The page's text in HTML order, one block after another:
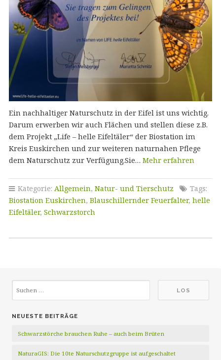
Ein nachhaltiger Naturschutz in der Eifel ist uns wichtig.
Darum erwerben wir auch Flächen und stellen diese z.B.
dem Projekt „Life – helle Eifeltäler“ der Biostation im
Kreis Euskirchen und zur weiteren naturnahen Pflege
dem Naturschutz zur Verfügung.Sie… Mehr erfahren
Kategorie: Allgemein, Natur- und Tierschutz
Tags:
Biostation Euskirchen, Blauschillernder Feuerfalter, helle
Eifeltäler, Schwarzstorch
NEUESTE BEITRÄGE
Schwarzstörche brauchen Ruhe – auch beim Brüten
NaturaGIS: Die 10te Naturschutzgruppe ist aufgeschaltet